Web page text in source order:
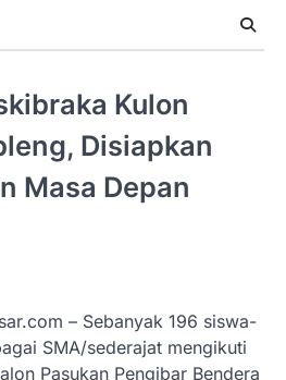
Kulon
Disiapkan
Masa Depan
– Sebanyak 196 siswa-
SMA/sederajat mengikuti
Pasukan Pengibar Bendera